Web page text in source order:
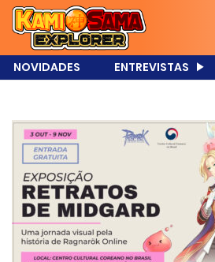
NOVIDADES ENTREVISTAS